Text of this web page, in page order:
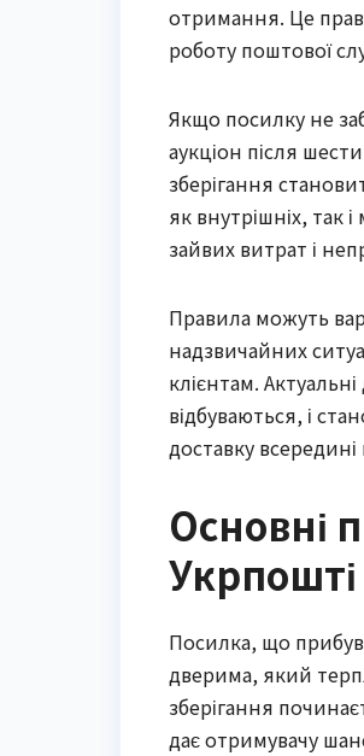
отримання. Це
роботу поштової
Якщо посилку не
аукціон після
зберігання
як внутрішніх, так
зайвих витрат і
Правила можуть
надзвичайних
клієнтам.
відбуваються, і
доставку
Основні
Укрпошті
Посилка, що
дверима, який
зберігання
дає отримувачу